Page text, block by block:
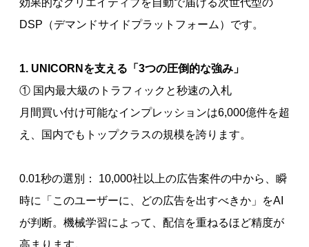
DSP（デマンドサイドプラットフォーム）です。
1. UNICORNを支える「3つの圧倒的な強み」
① 国内最大級のトラフィックと秒速の入札
月間買い付け可能なインプレッションは6,000億件を超
え、国内でもトップクラスの規模を誇ります。
0.01秒の選別： 10,000社以上の広告案件の中から、瞬
時に「このユーザーに、どの広告を出すべきか」をAI
が判断。機械学習によって、配信を重ねるほど精度が
高まります。